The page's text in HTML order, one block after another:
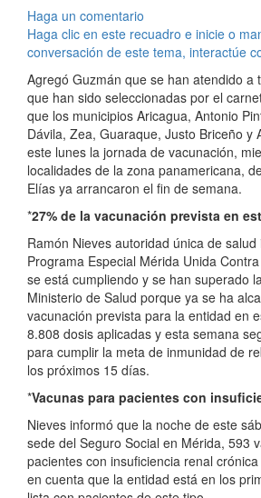
Haga un comentario
Haga clic en este recuadro e inicie o
conversación de este tema, interactúe
Agregó Guzmán que se han atendido a
que han sido seleccionadas por el
que los municipios Aricagua, Antonio
Dávila, Zea, Guaraque, Justo Briceño y
este lunes la jornada de vacunación,
localidades de la zona panamericana,
Elías ya arrancaron el fin de semana.
*27% de la vacunación prevista en
Ramón Nieves autoridad única de
Programa Especial Mérida Unida
se está cumpliendo y se han superado
Ministerio de Salud porque ya se ha
vacunación prevista para la entidad en
8.808 dosis aplicadas y esta semana
para cumplir la meta de inmunidad de
los próximos 15 días.
*Vacunas para pacientes con
Nieves informó que la noche de este
sede del Seguro Social en Mérida, 593
pacientes con insuficiencia renal
en cuenta que la entidad está en los